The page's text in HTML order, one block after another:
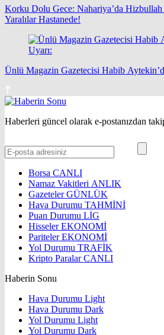
Korku Dolu Gece: Nahariya’da Hizbullah
Yaralılar Hastanede!
Ünlü Magazin Gazetecisi Habib
Haberleri güncel olarak e-postanızdan
Borsa CANLI
Namaz Vakitleri ANLIK
GazetelerGÜNLÜK
Hava Durumu TAHMİNİ
Puan Durumu LİG
HisselerEKONOMİ
ParitelerEKONOMİ
Yol Durumu TRAFİK
Kripto ParalarCANLI
Haberin Sonu
Hava Durumu Light
Hava Durumu Dark
Yol Durumu Light
Yol Durumu Dark